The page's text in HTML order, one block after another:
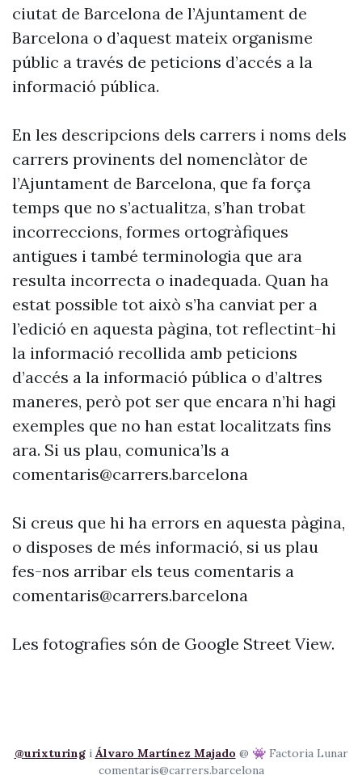
ciutat de Barcelona de l’Ajuntament de
Barcelona o d’aquest mateix organisme
públic a través de peticions d’accés a la
informació pública.
En les descripcions dels carrers i noms dels
carrers provinents del nomenclàtor de
l’Ajuntament de Barcelona, que fa força
temps que no s’actualitza, s’han trobat
incorreccions, formes ortogràfiques
antigues i també terminologia que ara
resulta incorrecta o inadequada. Quan ha
estat possible tot això s’ha canviat per a
l’edició en aquesta pàgina, tot reflectint-hi
la informació recollida amb peticions
d’accés a la informació pública o d’altres
maneres, però pot ser que encara n’hi hagi
exemples que no han estat localitzats fins
ara. Si us plau, comunica’ls a
comentaris@carrers.barcelona
Si creus que hi ha errors en aquesta pàgina,
o disposes de més informació, si us plau
fes-nos arribar els teus comentaris a
comentaris@carrers.barcelona
Les fotografies són de Google Street View.
@urixturingi Álvaro Martínez Majado @ 👾 Factoria Lunar
comentaris@carrers.barcelona